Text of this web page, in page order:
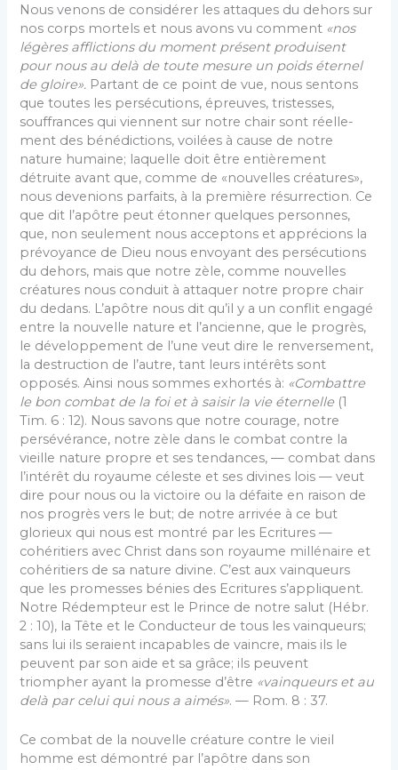
Nous venons de considérer les attaques du dehors sur
nos corps mortels et nous avons vu comment «nos
légères afflic­tions du moment présent produisent
pour nous au delà de toute mesure un poids éternel
de gloire». Partant de ce point de vue, nous sentons
que toutes les persécutions, épreuves, tristesses,
souffrances qui viennent sur notre chair sont réelle­
ment des bénédictions, voilées à cause de notre
nature hu­maine; laquelle doit être entièrement
détruite avant que, comme de «nouvelles créatures»,
nous devenions parfaits, à la première résurrection. Ce
que dit l’apôtre peut étonner quelques personnes,
que, non seulement nous acceptons et apprécions la
prévoyance de Dieu nous envoyant des persé­cutions
du dehors, mais que notre zèle, comme nouvelles
créatures nous conduit à attaquer notre propre chair
du dedans. L’apôtre nous dit qu’il y a un conflit engagé
entre la nou­velle nature et l’ancienne, que le progrès,
le développement de l’une veut dire le renversement,
la destruction de l’autre, tant leurs intérêts sont
opposés. Ainsi nous sommes exhortés à: «Combattre
le bon combat de la foi et à saisir la vie éter­nelle(1
Tim. 6 : 12). Nous savons que notre courage, notre
persévérance, notre zèle dans le combat contre la
vieille na­ture propre et ses tendances, — combat dans
l’intérêt du royaume céleste et ses divines lois — veut
dire pour nous ou la victoire ou la défaite en raison de
nos progrès vers le but; de notre arrivée à ce but
glorieux qui nous est montré par les Ecritures —
cohéritiers avec Christ dans son royaume millénaire et
cohéritiers de sa nature divine. C’est aux vain­queurs
que les promesses bénies des Ecritures s’appliquent.
Notre Rédempteur est le Prince de notre salut (Hébr.
2 : 10), la Tête et le Conducteur de tous les vainqueurs;
sans lui ils seraient incapables de vaincre, mais ils le
peuvent par son aide et sa grâce; ils peuvent
triompher ayant la promesse d’être «vainqueurs et au
delà par celui qui nous a aimés». — Rom. 8 : 37.
Ce combat de la nouvelle créature contre le vieil
homme est démontré par l’apôtre dans son